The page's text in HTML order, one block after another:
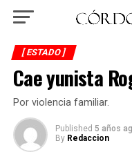
[ ESTADO ]
Cae yunista
Por violencia familiar.
Published 5 años
By Redaccion